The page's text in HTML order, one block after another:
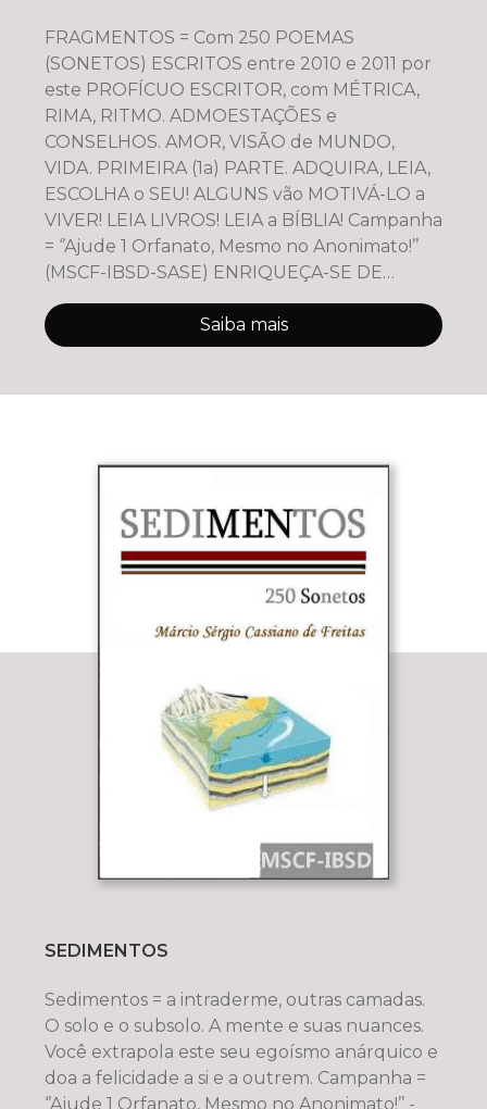
FRAGMENTOS = Com 250 POEMAS
(SONETOS) ESCRITOS entre 2010 e 2011 por
este PROFÍCUO ESCRITOR, com MÉTRICA,
RIMA, RITMO. ADMOESTAÇÕES e
CONSELHOS. AMOR, VISÃO de MUNDO,
VIDA. PRIMEIRA (1a) PARTE. ADQUIRA, LEIA,
ESCOLHA o SEU! ALGUNS vão MOTIVÁ-LO a
VIVER! LEIA LIVROS! LEIA a BÍBLIA! Campanha
= ‘’Ajude 1 Orfanato, Mesmo no Anonimato!’’
(MSCF-IBSD-SASE) ENRIQUEÇA-SE DE
Saiba mais
SEDIMENTOS
Sedimentos = a intraderme, outras camadas.
O solo e o subsolo. A mente e suas nuances.
Você extrapola este seu egoísmo anárquico e
doa a felicidade a si e a outrem. Campanha =
‘’Ajude 1 Orfanato, Mesmo no Anonimato!’’ -